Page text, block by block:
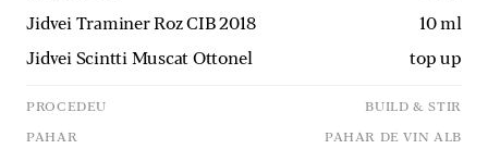
Jidvei Traminer Roz CIB 2018 10ml
Jidvei Scintti Muscat Ottonel top up
PROCEDEU BUILD & STIR
PAHAR PAHAR DE VIN ALB